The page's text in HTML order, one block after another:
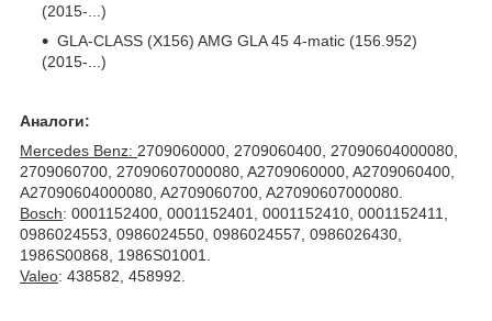
(2015-...)
GLA-CLASS (X156) AMG GLA 45 4-matic (156.952)
(2015-...)
Аналоги:
Mercedes Benz: 2709060000, 2709060400, 27090604000080,
2709060700, 27090607000080, A2709060000, A2709060400,
A27090604000080, A2709060700, A27090607000080.
Bosch: 0001152400, 0001152401, 0001152410, 0001152411,
0986024553, 0986024550, 0986024557, 0986026430,
1986S00868, 1986S01001.
Valeo: 438582, 458992.